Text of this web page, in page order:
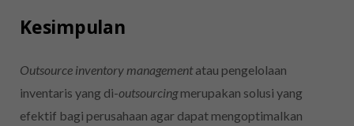
Kesimpulan
Outsource inventory managementatau pengelolaan
inventaris yang di-outsourcingmerupakan solusi yang
efektif bagi perusahaan agar dapat mengoptimalkan